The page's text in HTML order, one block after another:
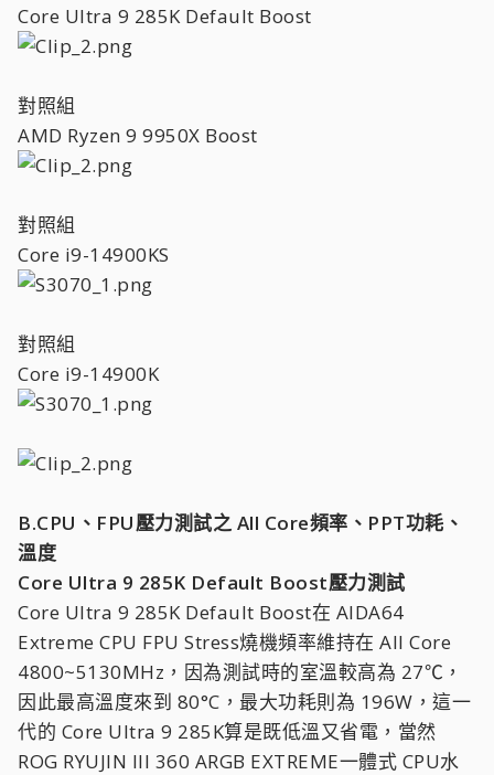
Core Ultra 9 285K Default Boost
對照組
AMD Ryzen 9 9950X Boost
對照組
Core i9-14900KS
對照組
Core i9-14900K
B.CPU、FPU壓力測試之 All Core頻率、PPT功耗、
溫度
Core Ultra 9 285K Default Boost壓力測試
Core Ultra 9 285K Default Boost在 AIDA64
Extreme CPU FPU Stress燒機頻率維持在 All Core
4800~5130MHz，因為測試時的室溫較高為 27℃，
因此最高溫度來到 80°C，最大功耗則為 196W，這一
代的 Core Ultra 9 285K算是既低溫又省電，當然
ROG RYUJIN III 360 ARGB EXTREME一體式 CPU水